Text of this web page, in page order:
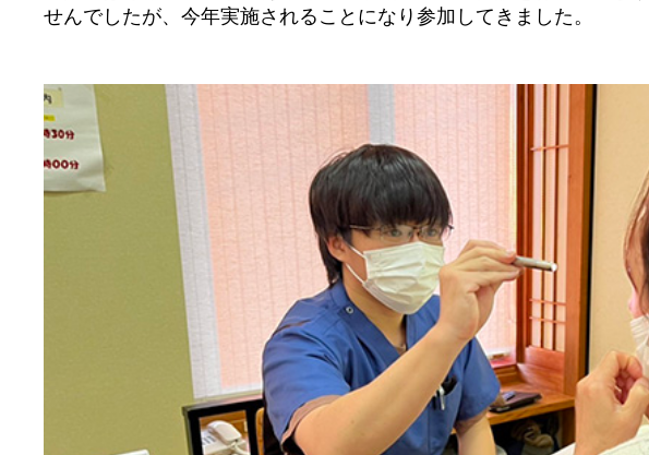
せんでしたが、今年実施されることになり参加してきました。